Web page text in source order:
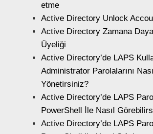
etme
Active Directory Unlock
Active Directory Zamana
Üyeliği
Active Directory’de LAPS
Administrator Parolalarını Nasıl
Yönetirsiniz?
Active Directory’de LAPS
PowerShell İle Nasıl
Active Directory’de LAPS